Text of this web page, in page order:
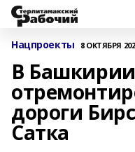
Нацпроекты 8 ОКТЯБРЯ
В Башкирии
дороги
Сатка